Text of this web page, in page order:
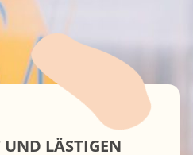
UND LÄSTIGEN